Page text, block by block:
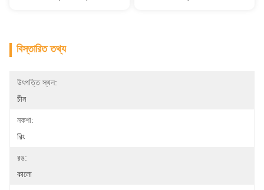
বিস্তারিত তথ্য
উৎপত্তি স্থল:
চীন
নকশা:
রিং
রঙ:
কালো